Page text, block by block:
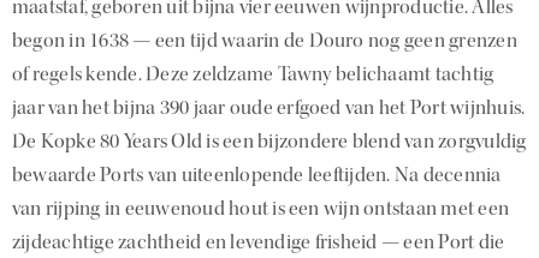
maatstaf, geboren uit bijna vier eeuwen wijnproductie. Alles
begon in 1638 — een tijd waarin de Douro nog geen grenzen
of regels kende. Deze zeldzame Tawny belichaamt tachtig
jaar van het bijna 390 jaar oude erfgoed van het Port wijnhuis.
De Kopke 80 Years Old is een bijzondere blend van zorgvuldig
bewaarde Ports van uiteenlopende leeftijden. Na decennia
van rijping in eeuwenoud hout is een wijn ontstaan met een
zijdeachtige zachtheid en levendige frisheid — een Port die